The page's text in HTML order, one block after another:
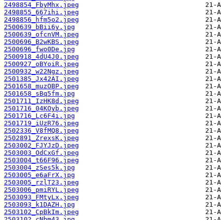
2498854_FbyMhx.jpeg
2498855_667ihi.jpeg
2498856_hfm5o2.jpeg
2500639_bBii6y.jpg
2500639_ofcnVM.jpeg
2500696_B2wKBS.jpeg
2500696_fwo0De.jpg
2500918_4dU4J0.jpeg
2500927_oBYoiR.jpeg
2500932_w22Ngz.jpeg
2501385_Jx42AI.jpeg
2501658_muzOBP.jpeg
2501658_sBq5fm.jpg
2501711_IzHK8d.jpeg
2501716_04KOyb.jpeg
2501716_Lc6F4i.jpg
2501719_iUzR76.jpeg
2502336_V8fMQ8.jpeg
2502891_ZrexsK.jpeg
2503002_FJYJzD.jpeg
2503003_OdCxGf.jpeg
2503004_t66F96.jpeg
2503004_zSes5k.jpg
2503005_e6aFrX.jpg
2503005_rzlT23.jpeg
2503006_pmiRYL.jpeg
2503093_FMtyLx.jpeg
2503093_k1DAZH.jpg
2503102_CpBkIm.jpeg